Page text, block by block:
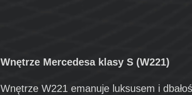
Wnętrze Mercedesa klasy S (W221)
Wnętrze W221 emanuje luksusem i